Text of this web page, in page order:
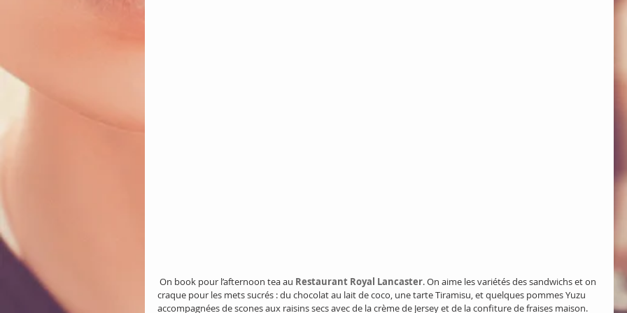
On book pour l’afternoon tea au Restaurant Royal Lancaster. On aime les variétés des sandwichs et on
craque pour les mets sucrés : du chocolat au lait de coco, une tarte Tiramisu, et quelques pommes Yuzu
accompagnées de scones aux raisins secs avec de la crème de Jersey et de la confiture de fraises maison.